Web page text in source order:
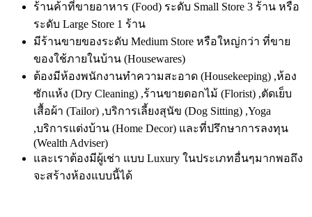
ร้านค้าที่ขายอาหาร (Food) ระดับ Small Store 3 ร้าน หรือ
ระดับ Large Store 1 ร้าน
มีร้านขายของระดับ Medium Store หรือใหญ่กว่า ที่ขาย
ของใช้ภายในบ้าน (Housewares)
ต้องมีห้องพนักงานทำความสะอาด (Housekeeping) ,ห้อง
ซักแห้ง (Dry Cleaning) ,ร้านขายดอกไม้ (Florist) ,ตัดเย็บ
เสื้อผ้า (Tailor) ,บริการเลี้ยงสุนัข (Dog Sitting) ,Yoga
,บริการแต่งบ้าน (Home Decor) และที่ปรึกษาการลงทุน
(Wealth Adviser)
และเราต้องมีผู้เช่า แบบ Luxury ในประเภทอื่นๆมากพอถึง
จะสร้างห้องแบบนี้ได้